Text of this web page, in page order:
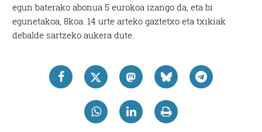
egun baterako abonua 5 eurokoa izango da, eta bi
egunetakoa, 8koa. 14 urte arteko gaztetxo eta txikiak
debalde sartzeko aukera dute.